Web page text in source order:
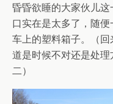
昏昏欲睡的大家伙儿
口实在是太多了，随
车上的塑料箱子。（回
道是时候不对还是处
二）